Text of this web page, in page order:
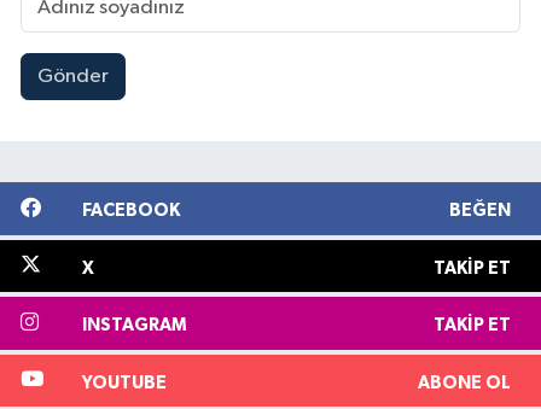
Gönder
FACEBOOK BEĞEN
X TAKIP ET
INSTAGRAM TAKIP ET
YOUTUBE ABONE OL